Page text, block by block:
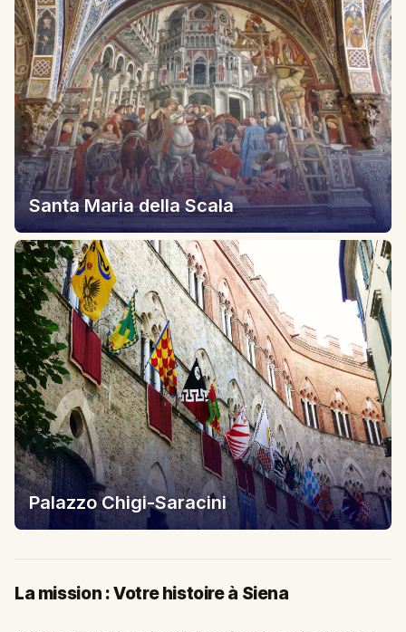
Santa Maria della Scala
Palazzo Chigi-Saracini
La mission : Votre histoire à Siena